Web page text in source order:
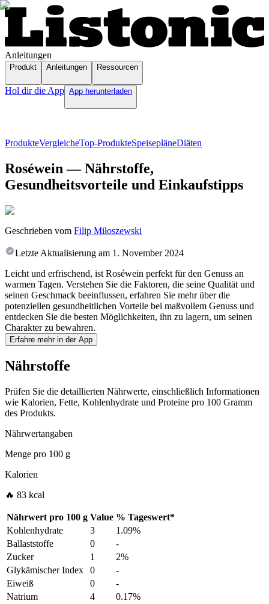
Anleitungen
Produkt Anleitungen Ressourcen
Hol dir die App App herunterladen
ProdukteVergleicheTop-ProdukteSpeisepläneDiäten
Roséwein — Nährstoffe,
Gesundheitsvorteile und Einkaufstipps
Geschrieben vom Filip Miłoszewski
Letzte Aktualisierung am 1. November 2024
Leicht und erfrischend, ist Roséwein perfekt für den Genuss an
warmen Tagen. Verstehen Sie die Faktoren, die seine Qualität und
seinen Geschmack beeinflussen, erfahren Sie mehr über die
potenziellen gesundheitlichen Vorteile bei maßvollem Genuss und
entdecken Sie die besten Möglichkeiten, ihn zu lagern, um seinen
Charakter zu bewahren.
Erfahre mehr in der App
Nährstoffe
Prüfen Sie die detaillierten Nährwerte, einschließlich Informationen
wie Kalorien, Fette, Kohlenhydrate und Proteine pro 100 Gramm
des Produkts.
Nährwertangaben
Menge pro 100 g
Kalorien
🔥 83 kcal
Nährwert pro 100 g Value % Tageswert*
Kohlenhydrate
3
1.09%
Ballaststoffe
0
-
Zucker
1
2%
Glykämischer Index
0
-
Eiweiß
0
-
Natrium
4
0.17%